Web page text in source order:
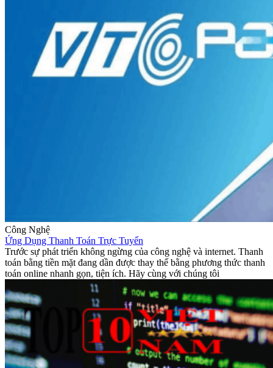
Công Nghệ
Ứng Dụng Thanh Toán Trực Tuyến
Trước sự phát triển không ngừng của công nghệ và internet. Thanh
toán bằng tiền mặt đang dần được thay thế bằng phương thức thanh
toán online nhanh gọn, tiện ích. Hãy cùng với chúng tôi